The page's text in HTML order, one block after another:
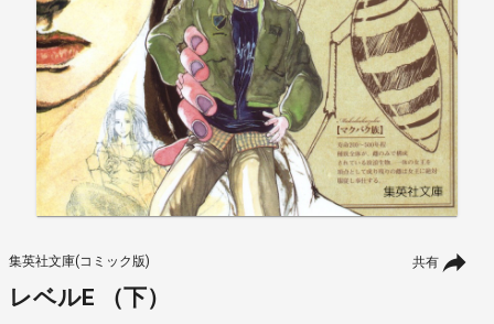
共有
集英社文庫(コミック版)
レベルE （下）